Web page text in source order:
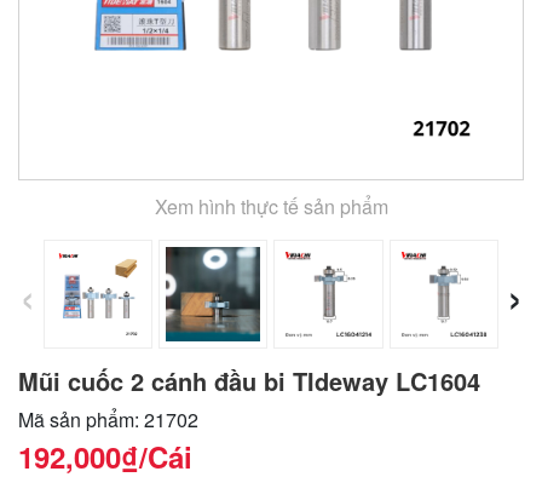
Xem hình thực tế sản phẩm
‹ ›
Mũi cuốc 2 cánh đầu bi TIdeway LC1604
Mã sản phẩm: 21702
192,000₫/Cái